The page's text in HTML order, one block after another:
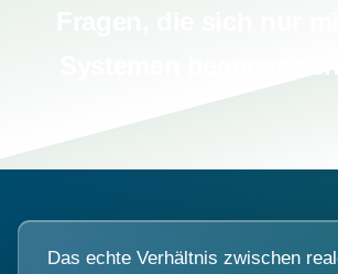
Das echte Verhältnis zwischen